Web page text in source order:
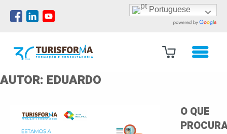
Portuguese
AUTOR: EDUARDO
O QUE